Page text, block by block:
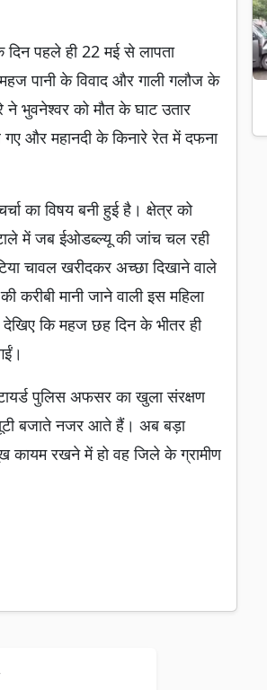
दिन पहले ही 22 मई से लापता
पानी के विवाद और गाली गलौज के
ने भुवनेश्वर को मौत के घाट उतार
और महानदी के किनारे रेत में दफना
का विषय बनी हुई है। क्षेत्र को
में जब ईओडब्ल्यू की जांच चल रही
चावल खरीदकर अच्छा दिखाने वाले
करीबी मानी जाने वाली इस महिला
कि महज छह दिन के भीतर ही
पुलिस अफसर का खुला संरक्षण
बजाते नजर आते हैं। अब बड़ा
कायम रखने में हो वह जिले के ग्रामीण